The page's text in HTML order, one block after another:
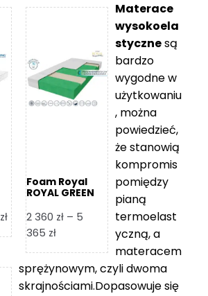
złZakres
cen:
1
139 zł
Foam Royal
ROYAL GREEN
piankowy
2 360 zł – 5
365 złZakres
od
2
Materace
wysokoela
stycznesą
bardzo
wygodne w
użytkowaniu
, można
powiedzieć,
że stanowią
kompromis
pomiędzy
pianą
termoelast
yczną, a
materacem
sprężynowym, czyli dwoma
skrajnościami.Dopasowuje się